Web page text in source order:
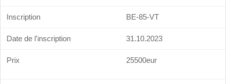
Inscription BE-85-VT
Date de l'inscription 31.10.2023
Prix 25500eur